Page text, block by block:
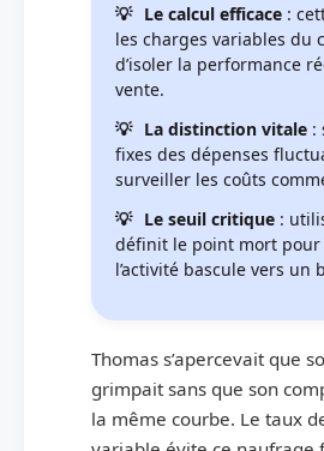
Le calcul efficace :
les charges variables du
d’isoler la performance
vente.
La distinction vitale :
fixes des dépenses
surveiller les coûts
Le seuil critique :
définit le point mort
l’activité bascule vers un
Thomas s’apercevait que
grimpait sans que son
la même courbe. Le taux